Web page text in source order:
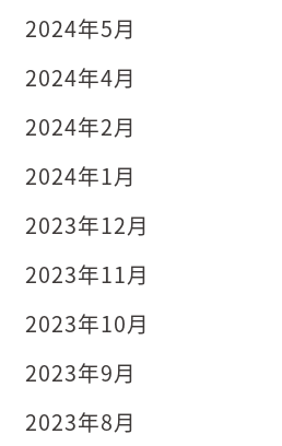
2024年5月
2024年4月
2024年2月
2024年1月
2023年12月
2023年11月
2023年10月
2023年9月
2023年8月